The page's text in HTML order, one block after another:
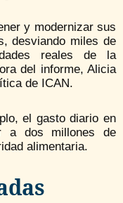
y modernizar sus
desviando miles de
reales de la
del informe, Alicia
de ICAN.
el gasto diario en
a dos millones de
alimentaria.